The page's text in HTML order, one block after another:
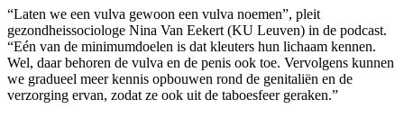
“Laten we een vulva gewoon een vulva noemen”, pleit
gezondheissociologe Nina Van Eekert (KU Leuven) in de podcast.
“Eén van de minimumdoelen is dat kleuters hun lichaam kennen.
Wel, daar behoren de vulva en de penis ook toe. Vervolgens kunnen
we gradueel meer kennis opbouwen rond de genitaliën en de
verzorging ervan, zodat ze ook uit de taboesfeer geraken.”